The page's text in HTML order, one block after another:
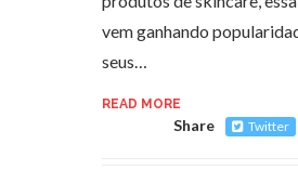
vem ganhando
seus…
READ MORE
Share Twitter